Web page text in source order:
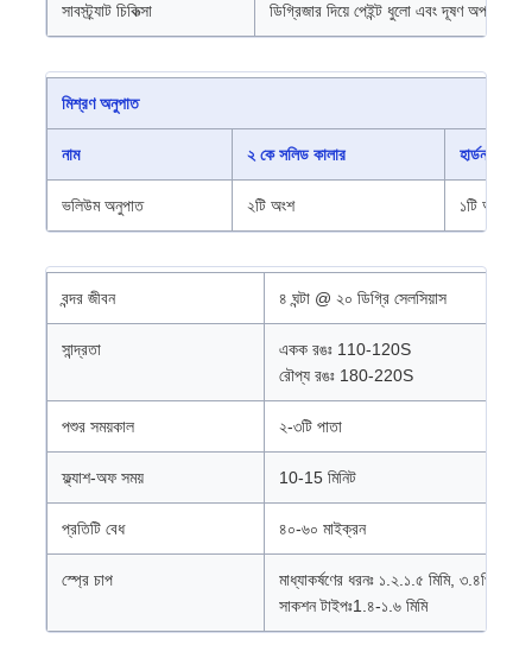
সাবস্ট্র্যাট চিকিত্সা ডিগ্রিজার দিয়ে পেইন্ট ধুলো এবং দূষণ অপসারণ
মিশ্রণ অনুপাত
নাম ২ কে সলিড কালার হার্ডনার
ভলিউম অনুপাত ২টি অংশ ১টি অংশ
বন্দর জীবন ৪ ঘন্টা @ ২০ ডিগ্রি সেলসিয়াস
সান্দ্রতা
একক রঙঃ 110-120S
রৌপ্য রঙঃ 180-220S
পশুর সময়কাল ২-৩টি পাতা
ফ্ল্যাশ-অফ সময় 10-15 মিনিট
প্রতিটি বেধ ৪০-৬০ মাইক্রন
স্প্রে চাপ
মাধ্যাকর্ষণের ধরনঃ ১.২.১.৫ মিমি, ৩.৪পিএ
সাকশন টাইপঃ1.৪-১.৬ মিমি